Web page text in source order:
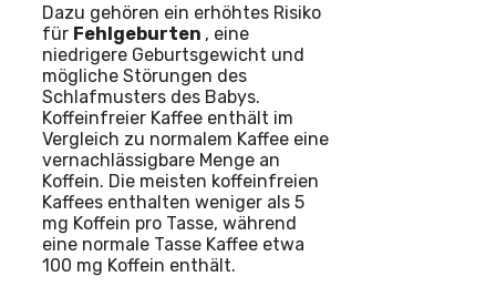
Dazu gehören ein erhöhtes Risiko
für Fehlgeburten , eine
niedrigere Geburtsgewicht und
mögliche Störungen des
Schlafmusters des Babys.
Koffeinfreier Kaffee enthält im
Vergleich zu normalem Kaffee eine
vernachlässigbare Menge an
Koffein. Die meisten koffeinfreien
Kaffees enthalten weniger als 5
mg Koffein pro Tasse, während
eine normale Tasse Kaffee etwa
100 mg Koffein enthält.